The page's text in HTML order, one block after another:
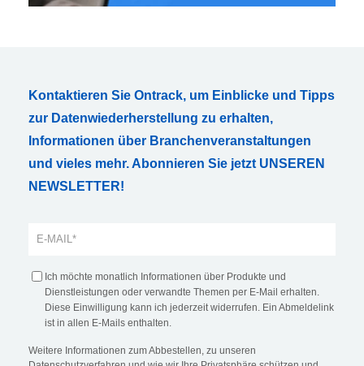
Kontaktieren Sie Ontrack, um Einblicke und Tipps
zur Datenwiederherstellung zu erhalten,
Informationen über Branchenveranstaltungen
und vieles mehr. Abonnieren Sie jetzt UNSEREN
NEWSLETTER!
Ich möchte monatlich Informationen über Produkte und
Dienstleistungen oder verwandte Themen per E-Mail erhalten.
Diese Einwilligung kann ich jederzeit widerrufen. Ein Abmeldelink
ist in allen E-Mails enthalten.
Weitere Informationen zum Abbestellen, zu unseren